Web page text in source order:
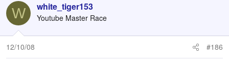
W white_tiger153
Youtube Master Race
12/10/08 #186